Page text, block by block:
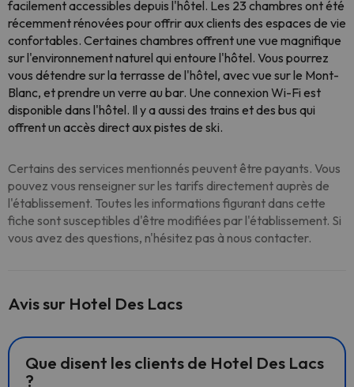
facilement accessibles depuis l'hôtel. Les 23 chambres ont été
récemment rénovées pour offrir aux clients des espaces de vie
confortables. Certaines chambres offrent une vue magnifique
sur l'environnement naturel qui entoure l'hôtel. Vous pourrez
vous détendre sur la terrasse de l'hôtel, avec vue sur le Mont-
Blanc, et prendre un verre au bar. Une connexion Wi-Fi est
disponible dans l'hôtel. Il y a aussi des trains et des bus qui
offrent un accès direct aux pistes de ski.
Certains des services mentionnés peuvent être payants. Vous
pouvez vous renseigner sur les tarifs directement auprès de
l'établissement. Toutes les informations figurant dans cette
fiche sont susceptibles d'être modifiées par l'établissement. Si
vous avez des questions, n'hésitez pas à nous contacter.
Avis sur Hotel Des Lacs
Que disent les clients de Hotel Des Lacs
?